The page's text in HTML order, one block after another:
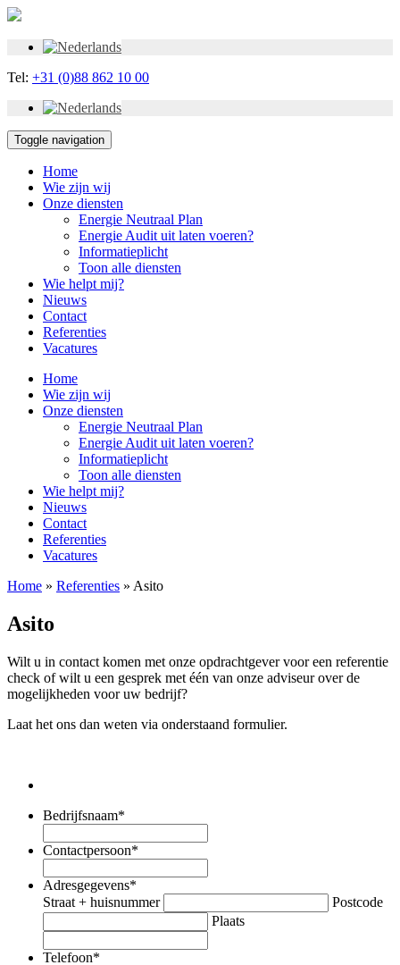
Tel: +31 (0)88 862 10 00
Toggle navigation
Home
Wie zijn wij
Onze diensten
Energie Neutraal Plan
Energie Audit uit laten voeren?
Informatieplicht
Toon alle diensten
Wie helpt mij?
Nieuws
Contact
Referenties
Vacatures
Home
Wie zijn wij
Onze diensten
Energie Neutraal Plan
Energie Audit uit laten voeren?
Informatieplicht
Toon alle diensten
Wie helpt mij?
Nieuws
Contact
Referenties
Vacatures
Home » Referenties » Asito
Asito
Wilt u in contact komen met onze opdrachtgever voor een referentie
check of wilt u een gesprek met één van onze adviseur over de
mogelijkheden voor uw bedrijf?
Laat het ons dan weten via onderstaand formulier.
Bedrijfsnaam*
Contactpersoon*
Adresgegevens*
Straat + huisnummer
Postcode
Plaats
Telefoon*